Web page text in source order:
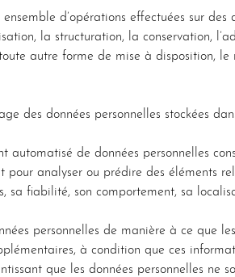
d’opérations effectuées sur des
la structuration, la conservation,
autre forme de mise à disposition,
des données personnelles stockées
de données personnelles
pour analyser ou prédire des éléments
sa fiabilité, son comportement, sa
personnelles de manière à ce que
à condition que ces
que les données personnelles